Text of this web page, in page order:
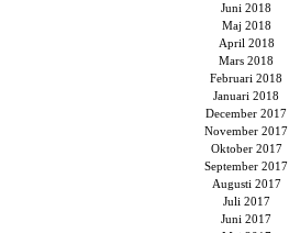
Juni 2018
Maj 2018
April 2018
Mars 2018
Februari 2018
Januari 2018
December 2017
November 2017
Oktober 2017
September 2017
Augusti 2017
Juli 2017
Juni 2017